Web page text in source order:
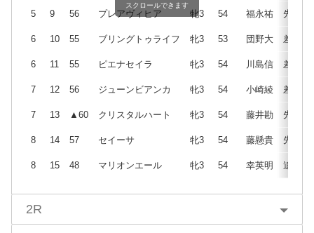
5 9 56 プレアヴィヒア 牝3 54 福永祐 先
6 10 55 ブリングトゥライフ 牝3 53 団野大 差
6 11 55 ピエナセイラ 牝3 54 川島信 差
7 12 56 ジューンビアンカ 牝3 54 小崎綾 差
7 13 ▲60 クリスタルハート 牝3 54 藤井勘 先
8 14 57 セイーサ 牝3 54 藤懸貴 先
8 15 48 マリオンエール 牝3 54 幸英明 追
スクロールできます
2R